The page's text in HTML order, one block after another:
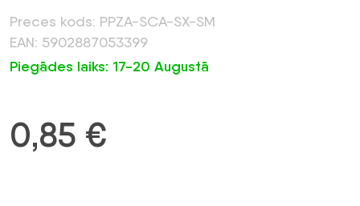
Preces kods: PPZA-SCA-SX-SM
EAN: 5902887053399
Piegādes laiks: 17-20 Augustā
0,85 €